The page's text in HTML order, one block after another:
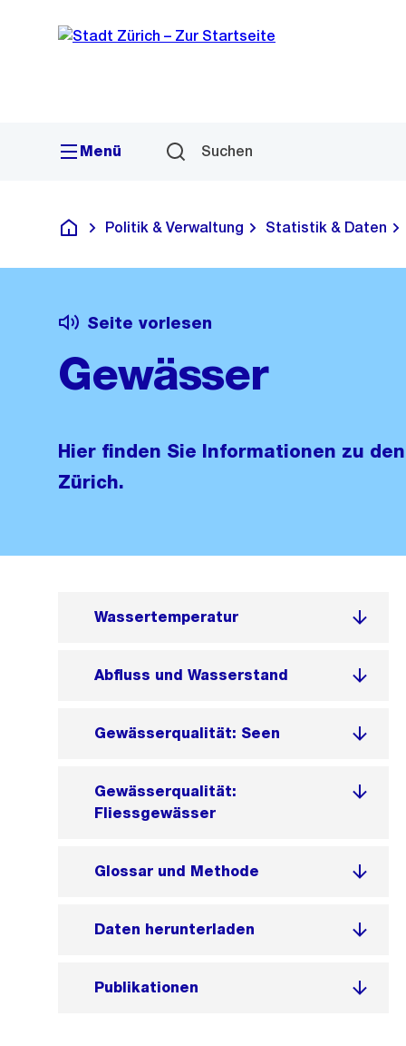
Navigation
Sprunglink
Menü Suchen
Deutsch
Politik & Verwaltung Statistik & Daten
Seite vorlesen
Gewässer
Hier finden Sie Informationen zu
Zürich.
Wassertemperatur
Abfluss und Wasserstand
Gewässerqualität: Seen
Gewässerqualität:
Fliessgewässer
Glossar und Methode
Daten herunterladen
Publikationen